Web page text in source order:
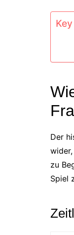
Der
zu
Spiel